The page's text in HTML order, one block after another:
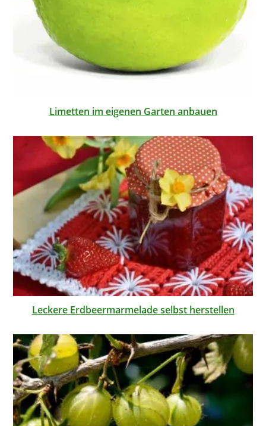
Limetten im eigenen Garten anbauen
Leckere Erdbeermarmelade selbst herstellen